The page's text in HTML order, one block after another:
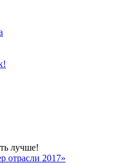
лучше!